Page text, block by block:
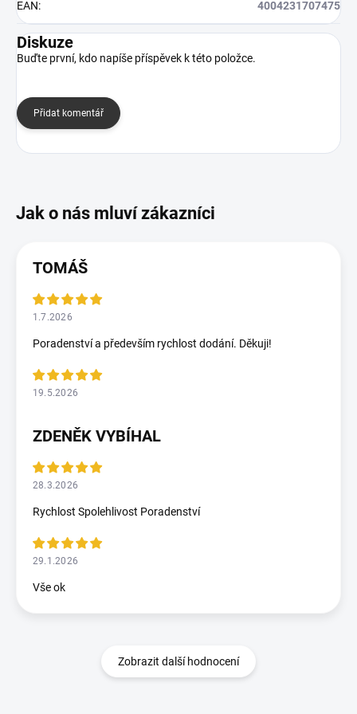
EAN: 4004231707475
Diskuze
Buďte první, kdo napíše příspěvek k této položce.
Přidat komentář
TOMÁŠ
1.7.2026
Poradenství a především rychlost dodání. Děkuji!
19.5.2026
ZDENĚK VYBÍHAL
28.3.2026
Rychlost Spolehlivost Poradenství
29.1.2026
Vše ok
Zobrazit další hodnocení